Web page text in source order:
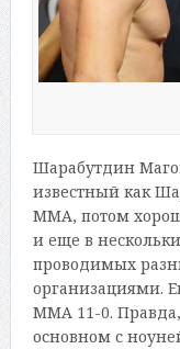
Шарабутдин
известный как
ММА, потом
и еще в
проводимых
организациями.
ММА 11-0. Правда,
основном с